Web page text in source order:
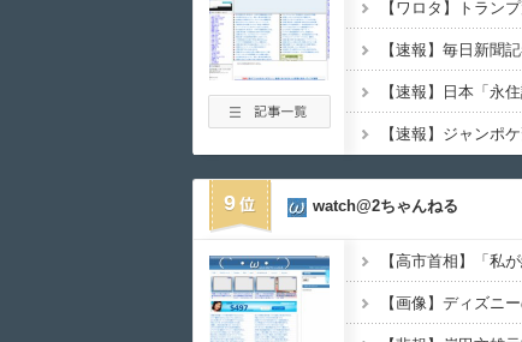
9 watch@2ちゃんねる